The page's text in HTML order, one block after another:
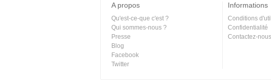
A propos
Qu'est-ce-que c'est ?
Qui sommes-nous ?
Presse
Blog
Facebook
Twitter
Informations
Conditions
Confidentialité
Contactez-nous